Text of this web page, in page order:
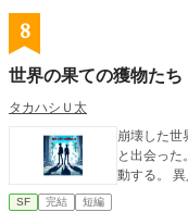
8
世界の果ての獲物たち
タカハシＵ太
崩壊した世
と出会った
動する。
SF 完結 短編